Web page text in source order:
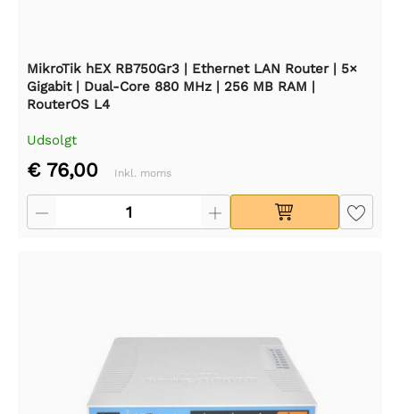
MikroTik hEX RB750Gr3 | Ethernet LAN Router | 5×
Gigabit | Dual-Core 880 MHz | 256 MB RAM |
RouterOS L4
Udsolgt
€ 76,00 Inkl. moms